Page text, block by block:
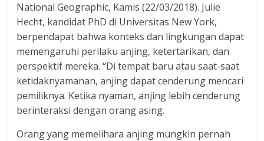
National Geographic, Kamis (22/03/2018). Julie
Hecht, kandidat PhD di Universitas New York,
berpendapat bahwa konteks dan lingkungan dapat
memengaruhi perilaku anjing, ketertarikan, dan
perspektif mereka. “Di tempat baru atau saat-saat
ketidaknyamanan, anjing dapat cenderung mencari
pemiliknya. Ketika nyaman, anjing lebih cenderung
berinteraksi dengan orang asing.
Orang yang memelihara anjing mungkin pernah